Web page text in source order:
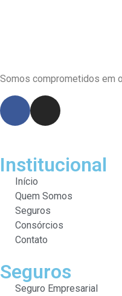
Somos comprometidos em
Institucional
Início
Quem Somos
Seguros
Consórcios
Contato
Seguros
Seguro Empresarial